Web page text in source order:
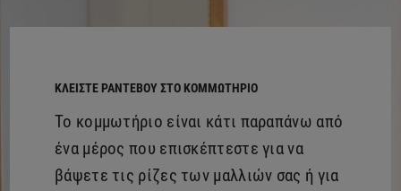
ΚΛΕΊΣΤΕ ΡΑΝΤΕΒΟΎ ΣΤΟ ΚΟΜΜΩΤΉΡΙΟ
Το κομμωτήριο είναι κάτι παραπάνω από
ένα μέρος που επισκέπτεστε για να
βάψετε τις ρίζες των μαλλιών σας ή για